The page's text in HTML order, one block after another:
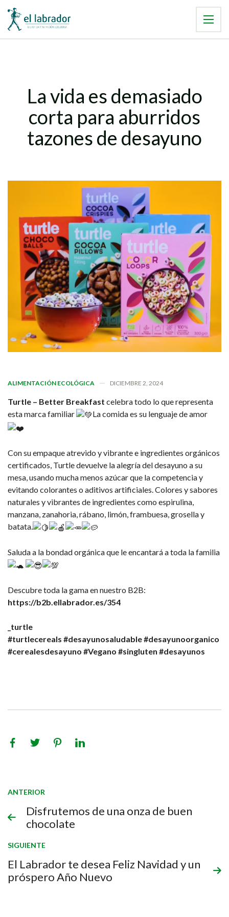
La vida es demasiado
corta para aburridos
tazones de desayuno
ALIMENTACIÓN ECOLÓGICA DICIEMBRE 2, 2024
Turtle – Better Breakfast celebra todo lo que representa
esta marca familiar
La comida es su lenguaje de amor
Con su empaque atrevido y vibrante e ingredientes orgánicos
certificados, Turtle devuelve la alegría del desayuno a su
mesa, usando mucha menos azúcar que la competencia y
evitando colorantes o aditivos artificiales. Colores y sabores
naturales y vibrantes de ingredientes como espirulina,
manzana, zanahoria, rábano, limón, frambuesa, grosella y
batata.
Saluda a la bondad orgánica que le encantará a toda la familia
Descubre toda la gama en nuestro B2B:
https://b2b.ellabrador.es/354
_turtle
#turtlecereals #desayunosaludable#desayunoorganico
#cerealesdesayuno #Vegano #singluten #desayunos
ANTERIOR
Disfrutemos de una onza de buen
chocolate
SIGUIENTE
El Labrador te desea Feliz Navidad y un
próspero Año Nuevo